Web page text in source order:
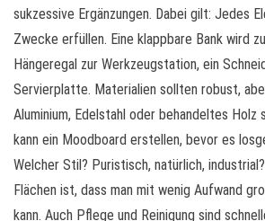
sukzessive Ergänzungen. Dabei gilt: Jedes
Zwecke erfüllen. Eine klappbare Bank wird
Hängeregal zur Werkzeugstation, ein
Servierplatte. Materialien sollten robust,
Aluminium, Edelstahl oder behandeltes Holz
kann ein Moodboard erstellen, bevor es
Welcher Stil? Puristisch, natürlich,
Flächen ist, dass man mit wenig Aufwand
kann. Auch Pflege und Reinigung sind